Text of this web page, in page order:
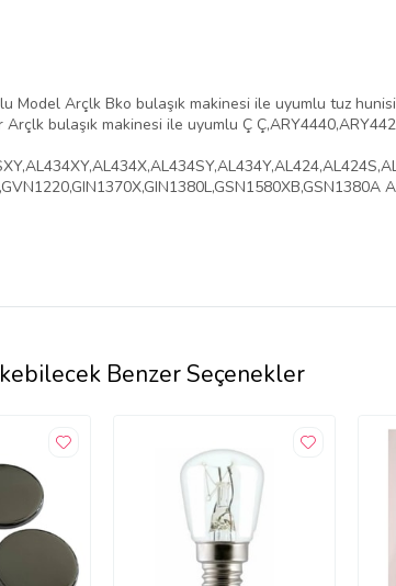
Model Arçlk Bko bulaşık makinesi ile uyumlu tuz
bulaşık makinesi ile uyumlu Ç
Benzer Seçenekler